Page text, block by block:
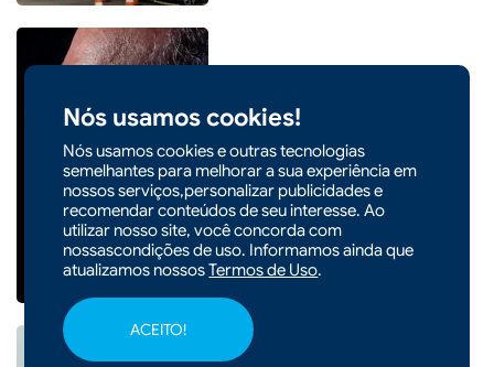
Nós usamos cookies!
Nós usamos cookies e outras tecnologias
semelhantes para melhorar a sua experiência em
nossos serviços,personalizar publicidades e
recomendar conteúdos de seu interesse. Ao
utilizar nosso site, você concorda com
nossascondições de uso. Informamos ainda que
atualizamos nossosTermos de Uso.
ACEITO!
POLÍTICA
Gilmar Mendes suspende
"penduricalhos" do Judiciário
e MP previstos em leis
estaduais